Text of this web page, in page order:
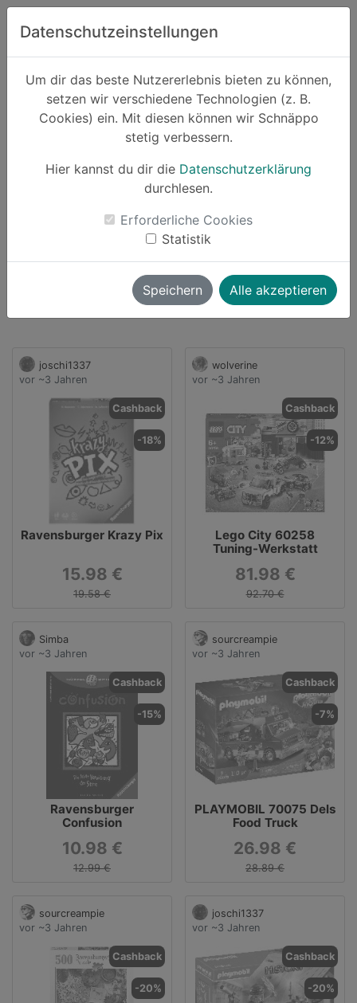
Zum Hauptinhalt springen
Datenschutzeinstellungen
Um dir das beste Nutzererlebnis bieten zu können,
setzen wir verschiedene Technologien (z. B.
Cookies) ein. Mit diesen können wir Schnäppo
stetig verbessern.
Hier kannst du dir die Datenschutzerklärung
durchlesen.
Erforderliche Cookies
Statistik
Speichern Alle akzeptieren
Suchen
Partner Spiele Max
Schnäppchen von Spiele Max
48 Angebote | bis zu2.5% Cashback
Direkt zum Partnerlaunch
joschi1337
vor ~3 Jahren
Cashback
-18%
Ravensburger Krazy Pix
15.98 €
19.58 €
wolverine
vor ~3 Jahren
Cashback
-12%
Lego City 60258
Tuning-Werkstatt
81.98 €
92.70 €
Simba
vor ~3 Jahren
Cashback
-15%
Ravensburger
Confusion
10.98 €
12.99 €
sourcreampie
vor ~3 Jahren
Cashback
-7%
PLAYMOBIL 70075 Dels
Food Truck
26.98 €
28.89 €
sourcreampie
vor ~3 Jahren
Cashback
-20%
joschi1337
vor ~3 Jahren
Cashback
-20%